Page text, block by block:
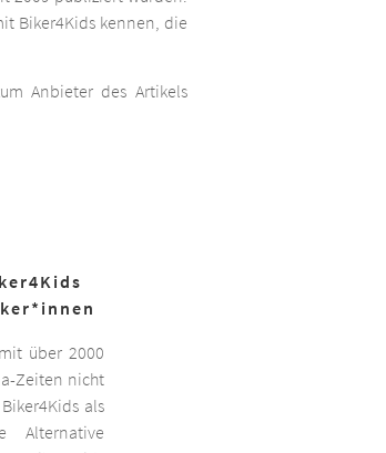
Biker4Kids kennen, die
Anbieter des Artikels
über 2000
Zeiten nicht
als
Alternative